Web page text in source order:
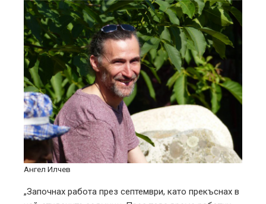
Ангел Илчев
„Започнах работа през септември, като прекъснах в